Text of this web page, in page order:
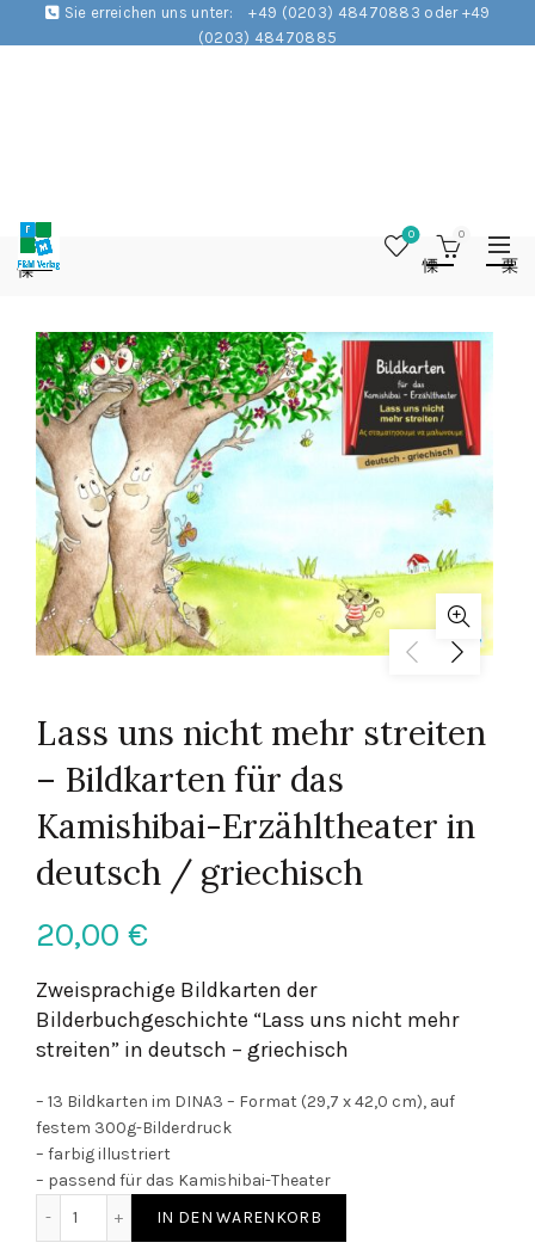
Sie erreichen uns unter:
+49 (0203) 48470883 oder +49
(0203) 48470885
0 0
Lass uns nicht mehr streiten
– Bildkarten für das
Kamishibai-Erzähltheater in
deutsch / griechisch
20,00 €
Zweisprachige Bildkarten der
Bilderbuchgeschichte “Lass uns nicht mehr
streiten” in deutsch – griechisch
– 13 Bildkarten im DINA3 – Format (29,7 x 42,0 cm), auf
festem 300g-Bilderdruck
– farbig illustriert
– passend für das Kamishibai-Theater
IN DEN WARENKORB